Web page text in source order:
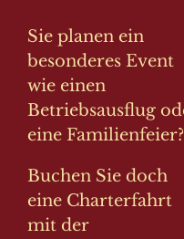
Sie planen ein
besonderes Event
wie einen
Betriebsausflug
eine Familienfeier?
Buchen Sie doch
eine Charterfahrt
mit der